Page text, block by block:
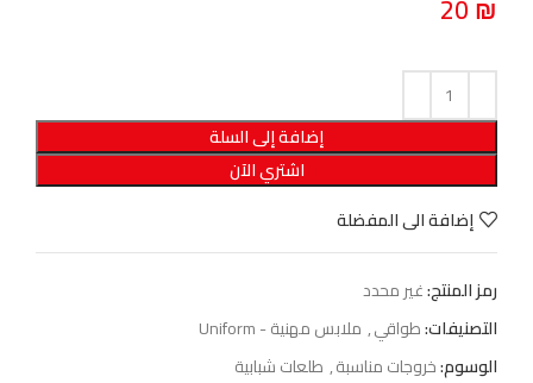
20₪
إضافة إلى السلة
اشتري الآن
إضافة الى المفضلة
رمز المنتج:غير محدد
التصنيفات:طواقي, ملابس مهنية - Uniform
الوسوم:خروجات مناسبة, طلعات شبابية